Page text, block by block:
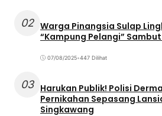
02 Warga Pinangsia Sulap
“Kampung Pelangi” Sambut
07/08/2025•447 Dilihat
03 Harukan Publik! Polisi
Pernikahan Sepasang
Singkawang